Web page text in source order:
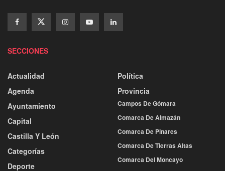
SECCIONES
Actualidad
Agenda
Ayuntamiento
Capital
Castilla Y León
Categorías
Deporte
Política
Provincia
Campos De Gómara
Comarca De Almazán
Comarca De Pinares
Comarca De Tierras Altas
Comarca Del Moncayo